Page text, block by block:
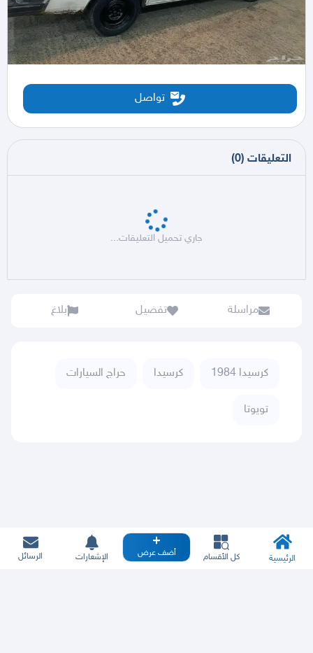
تواصل
التعليقات (
0
)
جاري تحميل التعليقات...
مراسلة تفضيل بلاغ
كرسيدا 1984 كرسيدا حراج السيارات
تويوتا
الرئيسية كل الأقسام أضف عرض الإشعارات الرسائل